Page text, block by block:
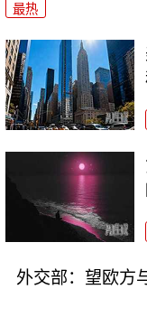
最热
外交部：望欧方